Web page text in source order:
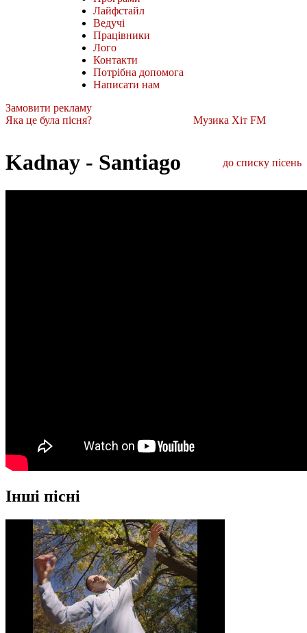
Лайфстайл
Ведучі
Працівники
Лого
Контакти
Потрібна допомога
Написати нам
Замовити рекламу
Яка це була пісня?
Музика Хіт FM
Kadnay - Santiago до списку пісень
Інші пісні